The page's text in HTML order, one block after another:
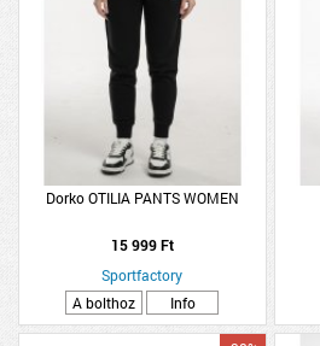
Dorko OTILIA PANTS WOMEN
15 999 Ft
Sportfactory
A bolthoz
Info